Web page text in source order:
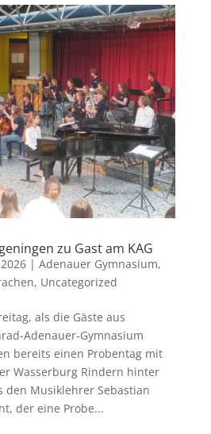
zu Gast am KAG
| Adenauer Gymnasium,
, Uncategorized
als die Gäste aus
Adenauer-Gymnasium
bereits einen Probentag mit
Wasserburg Rindern hinter
Musiklehrer Sebastian
der eine Probe...